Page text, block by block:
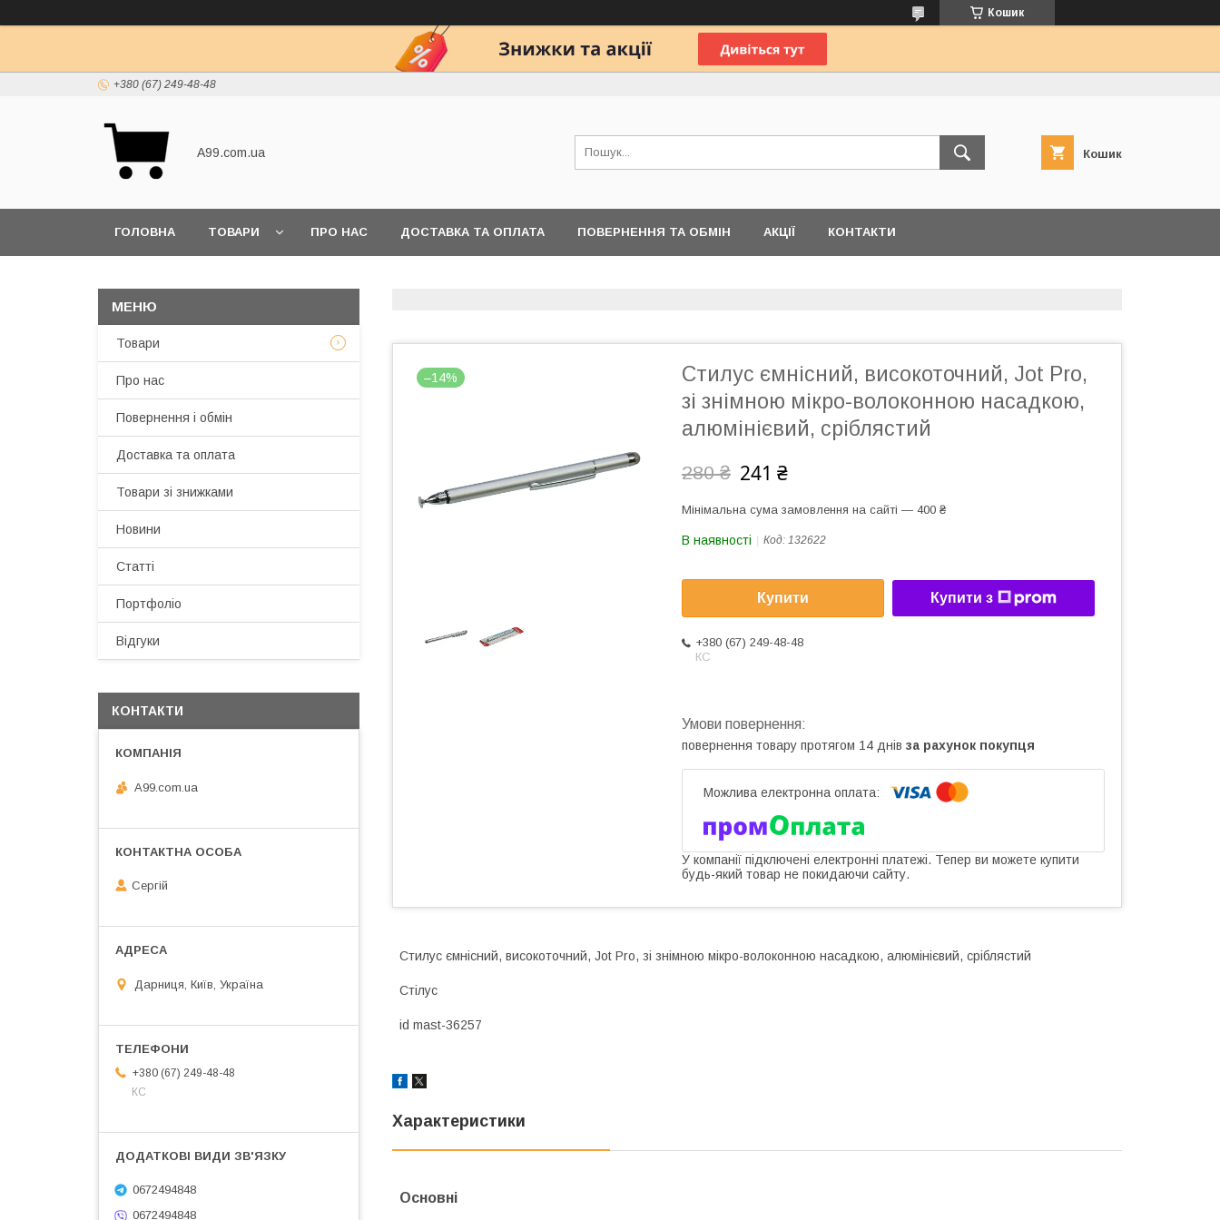
Кошик
+380 (67) 249-48-48
A99.com.ua Кошик
ГОЛОВНА ТОВАРИ ПРО НАС ДОСТАВКА ТА ОПЛАТА ПОВЕРНЕННЯ ТА ОБМІН АКЦІЇ КОНТАКТИ
–14%
Стилус ємнісний, високоточний, Jot Pro,
зі знімною мікро-волоконною насадкою,
алюмінієвий, сріблястий
280 ₴ 241 ₴
Мінімальна сума замовлення на сайті — 400 ₴
В наявності Код: 132622
Купити Купити з
+380 (67) 249-48-48
КС
повернення товару протягом 14 днів за рахунок покупця
У компанії підключені електронні платежі. Тепер ви можете купити
будь-який товар не покидаючи сайту.
Стилус ємнісний, високоточний, Jot Pro, зі знімною мікро-волоконною насадкою, алюмінієвий, сріблястий
Стілус
id mast-36257
Характеристики
Основні
Товари
Про нас
Повернення і обмін
Доставка та оплата
Товари зі знижками
Новини
Статті
Портфоліо
Відгуки
КОНТАКТИ
A99.com.ua
Сергій
Дарниця, Київ, Україна
+380 (67) 249-48-48
КС
0672494848
0672494848